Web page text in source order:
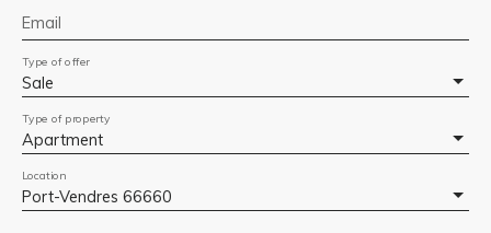
Email
Sale
Type of offer
Apartment
Type of property
Port-Vendres 66660
Location